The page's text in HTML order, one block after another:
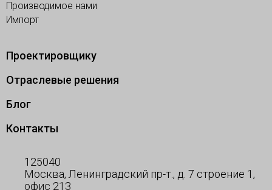
Производимое нами
Импорт
Проектировщику
Отраслевые решения
Блог
Контакты
125040
Москва, Ленинградский пр-т., д. 7 строение 1,
офис 213